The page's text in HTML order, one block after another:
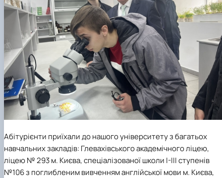
Абітурієнти приїхали до нашого університету з багатьох
навчальних закладів: Глевахівського академічного ліцею,
ліцею № 293 м. Києва, спеціалізованої школи І-ІІІ ступенів
№106 з поглибленим вивченням англійської мови м. Києва,